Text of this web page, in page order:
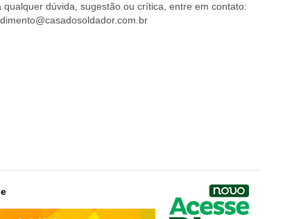
qualquer dúvida, sugestão ou crítica, entre em contato: